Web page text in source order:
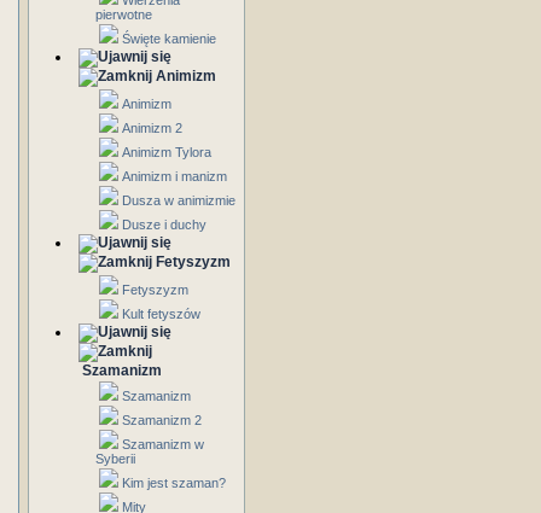
pierwotne
Święte kamienie
Animizm
Animizm
Animizm 2
Animizm Tylora
Animizm i manizm
Dusza w animizmie
Dusze i duchy
Fetyszyzm
Fetyszyzm
Kult fetyszów
Szamanizm
Szamanizm
Szamanizm 2
Szamanizm w
Syberii
Kim jest szaman?
Mity